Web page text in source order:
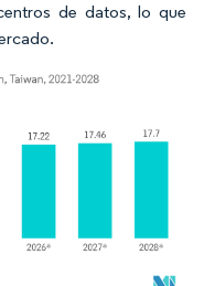
de datos, lo que